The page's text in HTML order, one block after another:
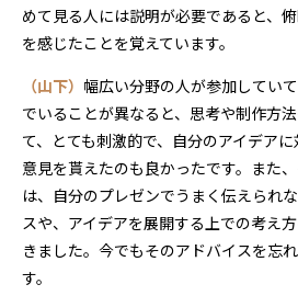
めて見る人には説明が必要であると、
を感じたことを覚えています。
（山下） 幅広い分野の人が参加してい
でいることが異なると、思考や制作方
て、とても刺激的で、自分のアイデア
意見を貰えたのも良かったです。また
は、自分のプレゼンでうまく伝えられ
スや、アイデアを展開する上での考え
きました。今でもそのアドバイスを忘
す。